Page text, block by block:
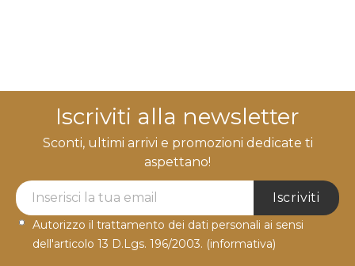
Iscriviti alla newsletter
Sconti, ultimi arrivi e promozioni dedicate ti
aspettano!
Newsletter Label
Iscriviti
Autorizzo il trattamento dei dati personali ai sensi
dell'articolo 13 D.Lgs. 196/2003. (informativa)